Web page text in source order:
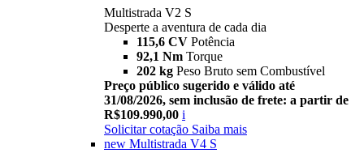
Multistrada V2 S
Desperte a aventura de cada dia
115,6 CV Potência
92,1 Nm Torque
202 kg Peso Bruto sem Combustível
Preço público sugerido e válido até
31/08/2026, sem inclusão de frete: a partir de
R$109.990,00 i
Solicitar cotação Saiba mais
new Multistrada V4 S